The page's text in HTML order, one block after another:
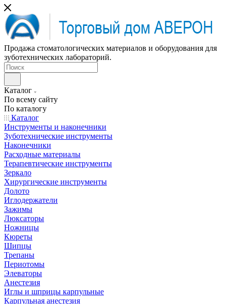
Продажа стоматологических материалов и оборудования для
зуботехнических лабораторий.
Каталог
По всему сайту
По каталогу
Каталог
Инструменты и наконечники
Зуботехнические инструменты
Наконечники
Расходные материалы
Терапевтические инструменты
Зеркало
Хирургические инструменты
Долото
Иглодержатели
Зажимы
Люксаторы
Ножницы
Кюреты
Шипцы
Трепаны
Периотомы
Элеваторы
Анестезия
Иглы и шприцы карпульные
Карпульная анестезия